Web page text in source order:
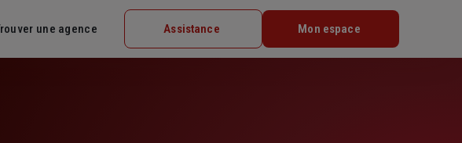
une agence Assistance Mon espace